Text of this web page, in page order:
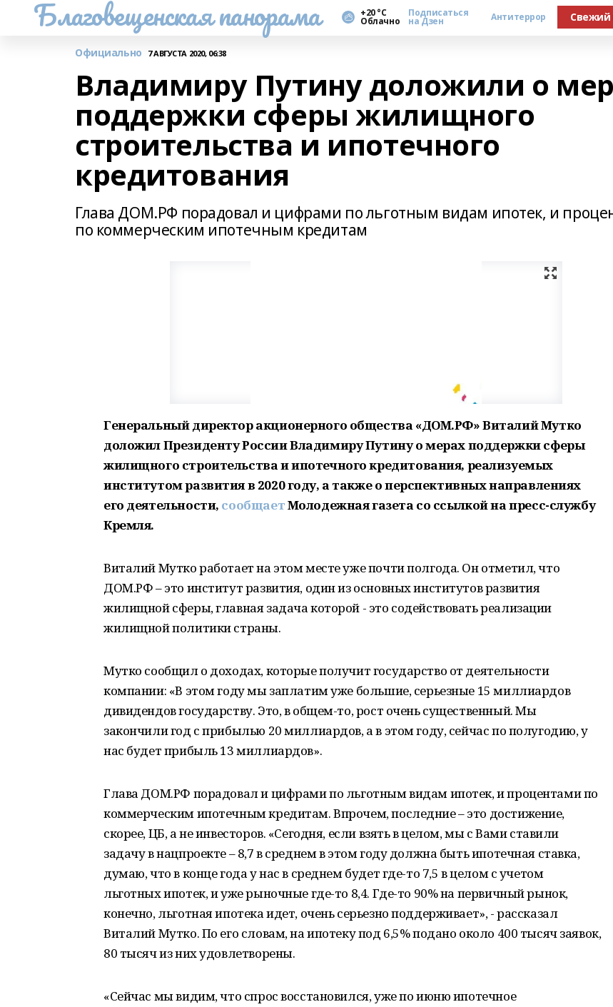
Благовещенская панорама +20 °С
Облачно
Подписаться
на Дзен Антитеррор Свежий
Официально 7 АВГУСТА 2020, 06:38
Владимиру Путину доложили о
поддержки сферы жилищного
строительства и ипотечного
кредитования
Глава ДОМ.РФ порадовал и цифрами по льготным видам ипотек, и
по коммерческим ипотечным кредитам
Генеральный директор акционерного общества «ДОМ.РФ» Виталий Мутко
доложил Президенту России Владимиру Путину о мерах поддержки сферы
жилищного строительства и ипотечного кредитования, реализуемых
институтом развития в 2020 году, а также о перспективных направлениях
его деятельности, сообщаетМолодежная газета со ссылкой на пресс-службу
Кремля.
Виталий Мутко работает на этом месте уже почти полгода. Он отметил, что
ДОМ.РФ – это институт развития, один из основных институтов развития
жилищной сферы, главная задача которой - это содействовать реализации
жилищной политики страны.
Мутко сообщил о доходах, которые получит государство от деятельности
компании: «В этом году мы заплатим уже большие, серьезные 15 миллиардов
дивидендов государству. Это, в общем-то, рост очень существенный. Мы
закончили год с прибылью 20 миллиардов, а в этом году, сейчас по полугодию, у
нас будет прибыль 13 миллиардов».
Глава ДОМ.РФ порадовал и цифрами по льготным видам ипотек, и процентами по
коммерческим ипотечным кредитам. Впрочем, последние – это достижение,
скорее, ЦБ, а не инвесторов. «Сегодня, если взять в целом, мы с Вами ставили
задачу в нацпроекте – 8,7 в среднем в этом году должна быть ипотечная ставка,
думаю, что в конце года у нас в среднем будет где-то 7,5 в целом с учетом
льготных ипотек, и уже рыночные где-то 8,4. Где-то 90% на первичный рынок,
конечно, льготная ипотека идет, очень серьезно поддерживает», - рассказал
Виталий Мутко. По его словам, на ипотеку под 6,5% подано около 400 тысяч заявок,
80 тысяч из них удовлетворены.
«Сейчас мы видим, что спрос восстановился, уже по июню ипотечное